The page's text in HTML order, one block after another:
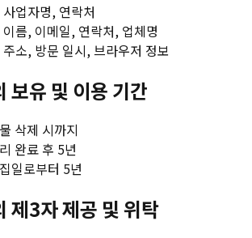
사업자명, 연락처
이름, 이메일, 연락처, 업체명
소, 방문 일시, 브라우저 정보
보유 및 이용 기간
삭제 시까지
완료 후 5년
일로부터 5년
제3자 제공 및 위탁